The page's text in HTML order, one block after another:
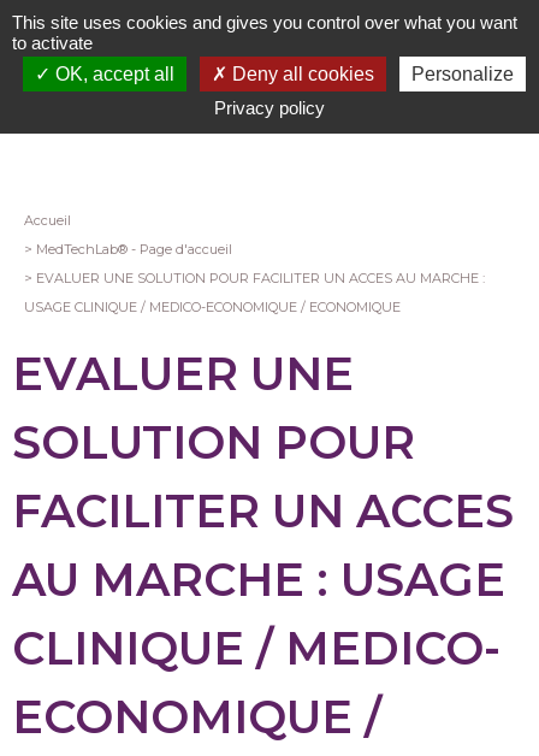
Aller
au
contenu
Fil
d'Ariane
Accueil
MedTechLab® - Page d'accueil
EVALUER UNE SOLUTION POUR FACILITER UN ACCES AU MARCHE :
USAGE CLINIQUE / MEDICO-ECONOMIQUE / ECONOMIQUE
EVALUER UNE
SOLUTION POUR
FACILITER UN ACCES
AU MARCHE : USAGE
CLINIQUE / MEDICO-
ECONOMIQUE /
This site uses cookies and gives you control over what you want
to activate
OK, accept all
Deny all cookies
Personalize
Privacy policy